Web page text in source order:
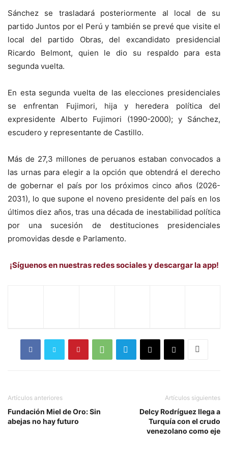
Sánchez se trasladará posteriormente al local de su
partido Juntos por el Perú y también se prevé que visite el
local del partido Obras, del excandidato presidencial
Ricardo Belmont, quien le dio su respaldo para esta
segunda vuelta.
En esta segunda vuelta de las elecciones presidenciales
se enfrentan Fujimori, hija y heredera política del
expresidente Alberto Fujimori (1990-2000); y Sánchez,
escudero y representante de Castillo.
Más de 27,3 millones de peruanos estaban convocados a
las urnas para elegir a la opción que obtendrá el derecho
de gobernar el país por los próximos cinco años (2026-
2031), lo que supone el noveno presidente del país en los
últimos diez años, tras una década de inestabilidad política
por una sucesión de destituciones presidenciales
promovidas desde e Parlamento.
¡Síguenos en nuestras redes sociales y descargar la app!
Artículos anteriores
Fundación Miel de Oro: Sin
abejas no hay futuro
Artículos siguientes
Delcy Rodríguez llega a
Turquía con el crudo
venezolano como eje